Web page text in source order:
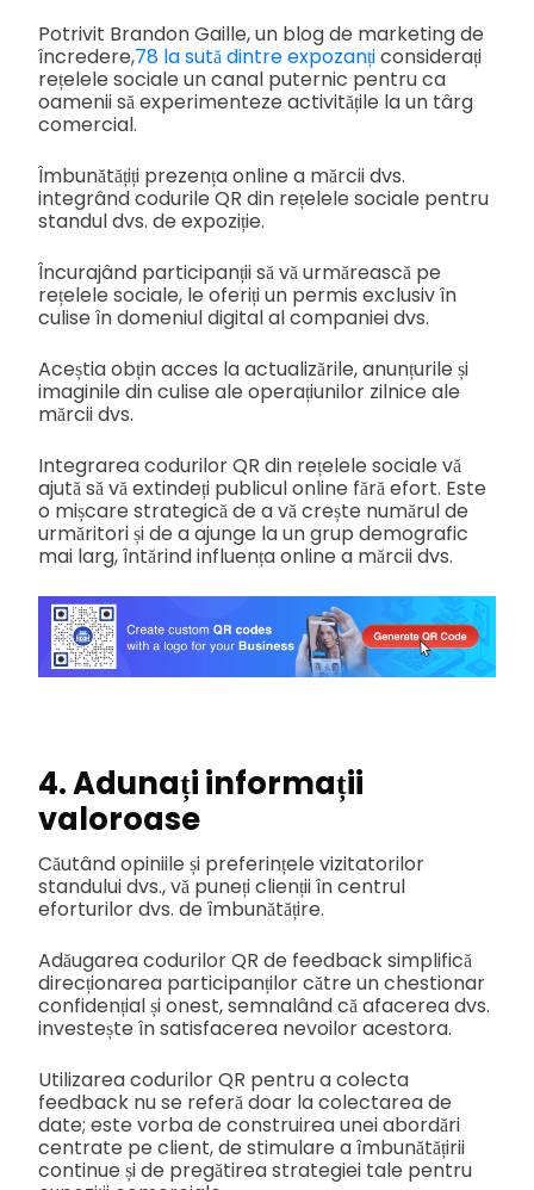
Potrivit Brandon Gaille, un blog de marketing de
încredere,78 la sută dintre expozanțiconsiderați
rețelele sociale un canal puternic pentru ca
oamenii să experimenteze activitățile la un târg
comercial.
Îmbunătățiți prezența online a mărcii dvs.
integrând codurile QR din rețelele sociale pentru
standul dvs. de expoziție.
Încurajând participanții să vă urmărească pe
rețelele sociale, le oferiți un permis exclusiv în
culise în domeniul digital al companiei dvs.
Aceștia obțin acces la actualizările, anunțurile și
imaginile din culise ale operațiunilor zilnice ale
mărcii dvs.
Integrarea codurilor QR din rețelele sociale vă
ajută să vă extindeți publicul online fără efort. Este
o mișcare strategică de a vă crește numărul de
urmăritori și de a ajunge la un grup demografic
mai larg, întărind influența online a mărcii dvs.
4. Adunați informații
valoroase
Căutând opiniile și preferințele vizitatorilor
standului dvs., vă puneți clienții în centrul
eforturilor dvs. de îmbunătățire.
Adăugarea codurilor QR de feedback simplifică
direcționarea participanților către un chestionar
confidențial și onest, semnalând că afacerea dvs.
investește în satisfacerea nevoilor acestora.
Utilizarea codurilor QR pentru a colecta
feedback nu se referă doar la colectarea de
date; este vorba de construirea unei abordări
centrate pe client, de stimulare a îmbunătățirii
continue și de pregătirea strategiei tale pentru